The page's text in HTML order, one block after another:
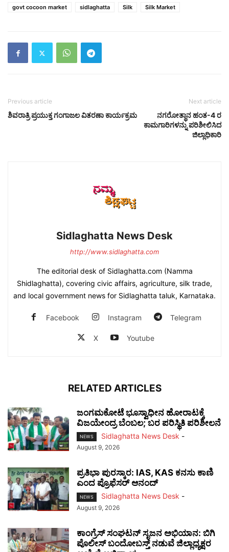
govt cocoon market
sidlaghatta Silk Silk Market
Previous article
ಶಿವರಾತ್ರಿ ಪ್ರಯುಕ್ತ ಗಂಗಾಜಲ ವಿತರಣಾ ಕಾರ್ಯಕ್ರಮ
Next article
ನಗರೋತ್ಥಾನ ಹಂತ-4 ರ
ಕಾಮಗಾರಿಗಳನ್ನು ಪರಿಶೀಲಿಸಿದ
ಜಿಲ್ಲಾಧಿಕಾರಿ
Sidlaghatta News Desk
http://www.sidlaghatta.com
The editorial desk of Sidlaghatta.com (Namma
Shidlaghatta), covering civic affairs, agriculture, silk trade,
and local government news for Sidlaghatta taluk, Karnataka.
Facebook Instagram Telegram
X Youtube
RELATED ARTICLES
ಜಂಗಮಕೋಟೆ ಭೂಸ್ವಾಧೀನ ಹೋರಾಟಕ್ಕೆ
ವಿಜಯೇಂದ್ರ ಬೆಂಬಲ; ಬರ ಪರಿಸ್ಥಿತಿ ಪರಿಶೀಲನೆ
NEWS Sidlaghatta News Desk -
August 9, 2026
ಪ್ರತಿಭಾ ಪುರಸ್ಕಾರ: IAS, KAS ಕನಸು ಕಾಣಿ
ಎಂದ ಪ್ರೊಫೆಸರ್ ಆನಂದ್
NEWS Sidlaghatta News Desk -
August 9, 2026
ಕಾಂಗ್ರೆಸ್ ಸಂಘಟನ್ ಸೃಜನ ಅಭಿಯಾನ: ಬಿಗಿ
ಪೊಲೀಸ್ ಬಂದೋಬಸ್ತ್ ನಡುವೆ ಜಿಲ್ಲಾಧ್ಯಕ್ಷರ